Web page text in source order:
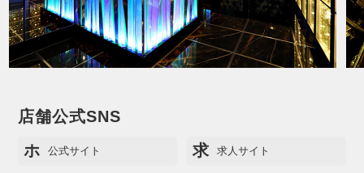
店舗公式SNS
ホ
公式サイト 求 求人サイト